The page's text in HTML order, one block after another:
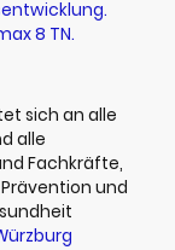
8 TN.
sich an alle
alle
Fachkräfte,
und